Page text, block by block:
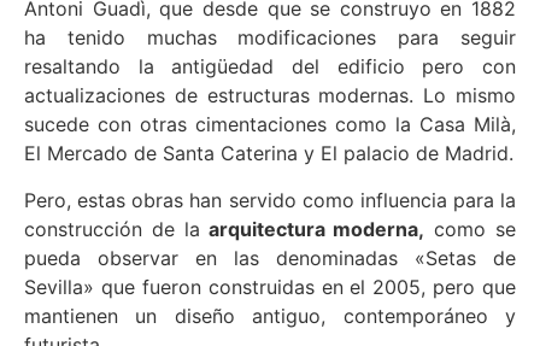
Antoni Guadì, que desde que se construyo en 1882
ha tenido muchas modificaciones para seguir
resaltando la antigüedad del edificio pero con
actualizaciones de estructuras modernas. Lo mismo
sucede con otras cimentaciones como la Casa Milà,
El Mercado de Santa Caterina y El palacio de Madrid.
Pero, estas obras han servido como influencia para la
construcción de la arquitectura moderna, como se
pueda observar en las denominadas «Setas de
Sevilla» que fueron construidas en el 2005, pero que
mantienen un diseño antiguo, contemporáneo y